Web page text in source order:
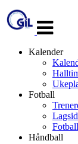
navigasjon
Kalender
Fotball
Håndball